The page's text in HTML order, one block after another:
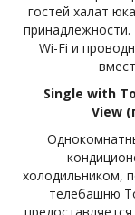
гостей халат
Wi-Fi и
Single with
View
холодильником,
телебашню